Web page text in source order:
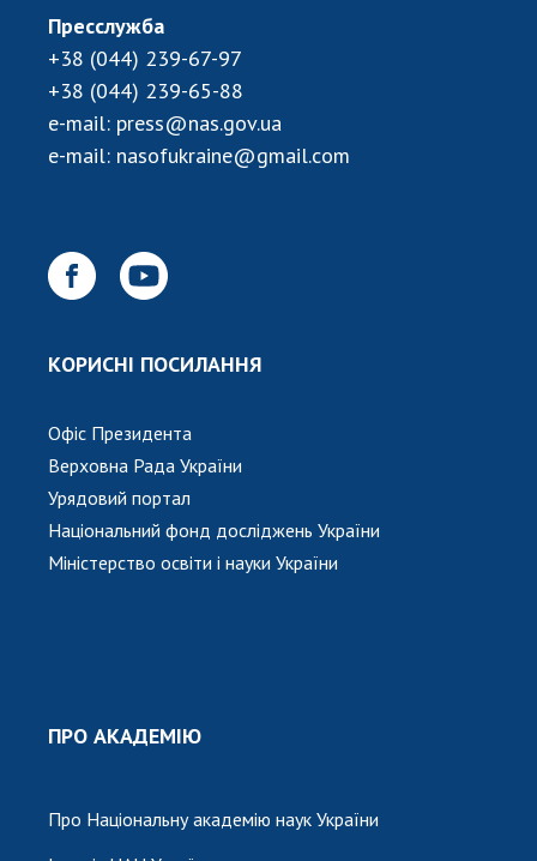
Пресслужба
+38 (044) 239-67-97
+38 (044) 239-65-88
e-mail: press@nas.gov.ua
e-mail: nasofukraine@gmail.com
КОРИСНІ ПОСИЛАННЯ
Офіс Президента
Верховна Рада України
Урядовий портал
Національний фонд досліджень України
Міністерство освіти і науки України
ПРО АКАДЕМІЮ
Про Національну академію наук України